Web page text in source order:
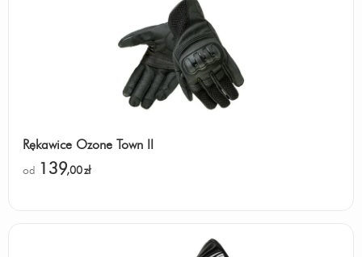
Rękawice Ozone Town II
od 139,00zł